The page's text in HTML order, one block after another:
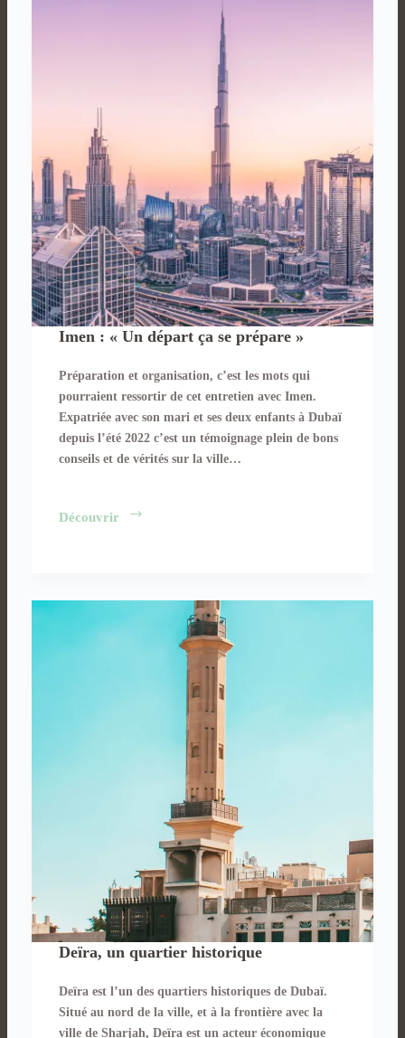
Imen : « Un départ ça se prépare »
Préparation et organisation, c’est les mots qui
pourraient ressortir de cet entretien avec Imen.
Expatriée avec son mari et ses deux enfants à Dubaï
depuis l’été 2022 c’est un témoignage plein de bons
conseils et de vérités sur la ville…
Découvrir
Imen
ça
prépare »
Deïra, un quartier historique
Deïra est l’un des quartiers historiques de Dubaï.
Situé au nord de la ville, et à la frontière avec la
ville de Sharjah, Deïra est un acteur économique